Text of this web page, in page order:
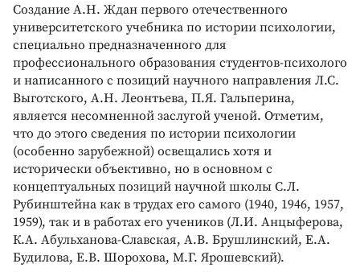
Создание А.Н. Ждан первого отечественного
университетского учебника по истории психологии,
специально предназначенного для
профессионального образования студентов-психолого
и написанного с позиций научного направления Л.С.
Выготского, А.Н. Леонтьева, П.Я. Гальперина,
является несомненной заслугой ученой. Отметим,
что до этого сведения по истории психологии
(особенно зарубежной) освещались хотя и
исторически объективно, но в основном с
концептуальных позиций научной школы С.Л.
Рубинштейна как в трудах его самого (1940, 1946, 1957,
1959), так и в работах его учеников (Л.И. Анцыферова,
К.А. Абульханова-Славская, А.В. Брушлинский, Е.А.
Будилова, Е.В. Шорохова, М.Г. Ярошевский).